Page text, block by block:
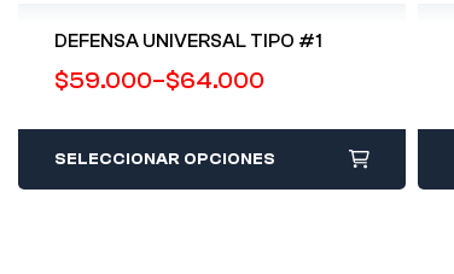
DEFENSA UNIVERSAL TIPO #1
$59.000–$64.000
SELECCIONAR OPCIONES